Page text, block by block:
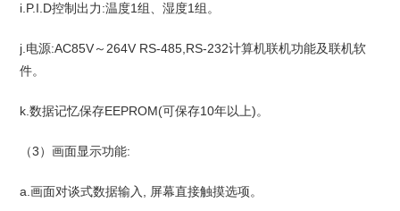
i.P.I.D控制出力:温度1组、湿度1组。
j.电源:AC85V～264V RS-485,RS-232计算机联机功能及联机软
件。
k.数据记忆保存EEPROM(可保存10年以上)。
（3）画面显示功能:
a.画面对谈式数据输入, 屏幕直接触摸选项。